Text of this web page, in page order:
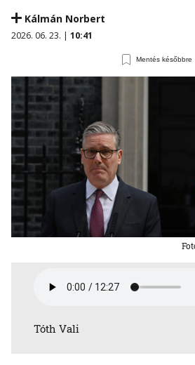
Kálmán Norbert
2026. 06. 23. | 10:41
Mentés későbbre
Tóth Vali